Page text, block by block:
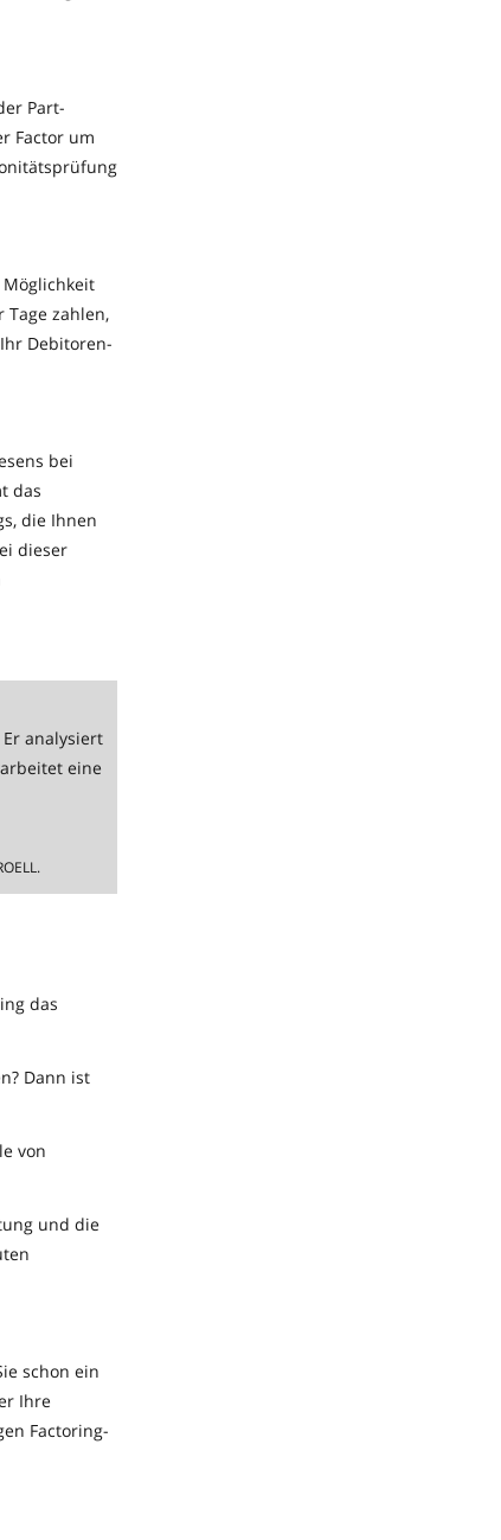
Part-
Factor um
Tage zahlen,
Debitoren-
bei
das
die Ihnen
dieser
analysiert
eine
das
Dann ist
von
und die
schon ein
Ihre
Factoring-